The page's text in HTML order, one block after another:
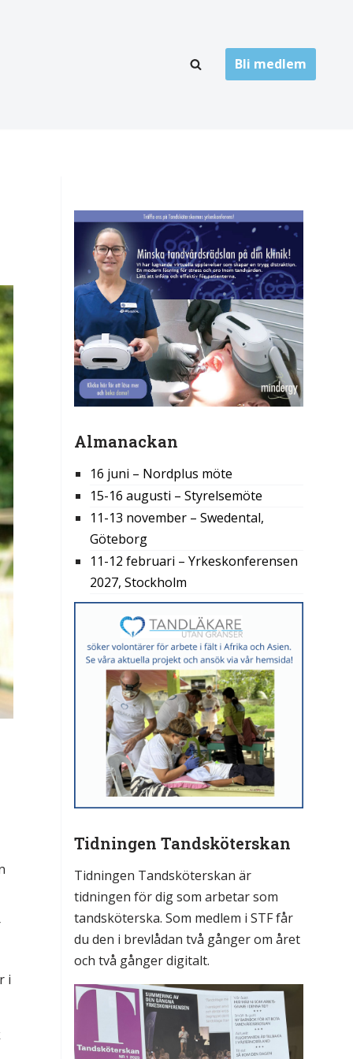
Högskolor
Landsting
Övrigt
Bli medlem
i
Almanackan
16 juni – Nordplus möte
15-16 augusti – Styrelsemöte
11-13 november – Swedental,
Göteborg
11-12 februari – Yrkeskonferensen
2027, Stockholm
Tidningen Tandsköterskan
Tidningen Tandsköterskan är
tidningen för dig som arbetar som
tandsköterska. Som medlem i STF får
du den i brevlådan två gånger om året
och två gånger digitalt.